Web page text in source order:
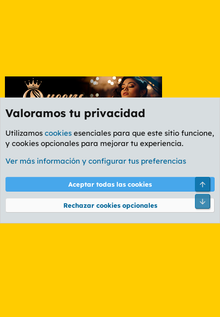
Etiquetas
Cookies
PL OLDSTYLE AMARILLO
Términos y reglas Política de privacidad Ayuda
Community platform by XenForo® © 2010-2026 XenForo Ltd.
Valoramos tu privacidad
Utilizamos cookies esenciales para que este sitio funcione,
y cookies opcionales para mejorar tu experiencia.
Ver más información y configurar tus preferencias
Aceptar todas las cookies
Rechazar cookies opcionales
Pie